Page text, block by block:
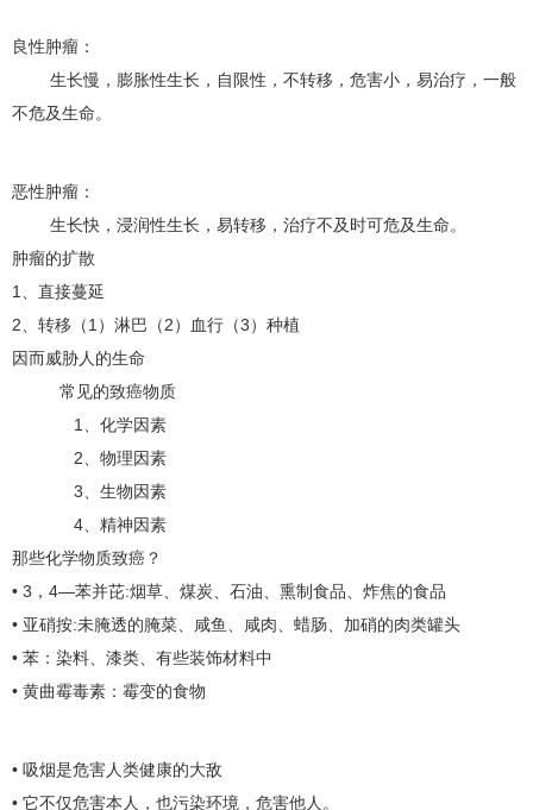
良性肿瘤：
生长慢，膨胀性生长，自限性，不转移，危害小，易治疗，一般
不危及生命。
恶性肿瘤：
生长快，浸润性生长，易转移，治疗不及时可危及生命。
肿瘤的扩散
1、直接蔓延
2、转移（1）淋巴（2）血行（3）种植
因而威胁人的生命
常见的致癌物质
1、化学因素
2、物理因素
3、生物因素
4、精神因素
那些化学物质致癌？
• 3，4—苯并芘:烟草、煤炭、石油、熏制食品、炸焦的食品
• 亚硝按:未腌透的腌菜、咸鱼、咸肉、蜡肠、加硝的肉类罐头
• 苯：染料、漆类、有些装饰材料中
• 黄曲霉毒素：霉变的食物
• 吸烟是危害人类健康的大敌
• 它不仅危害本人，也污染环境，危害他人。